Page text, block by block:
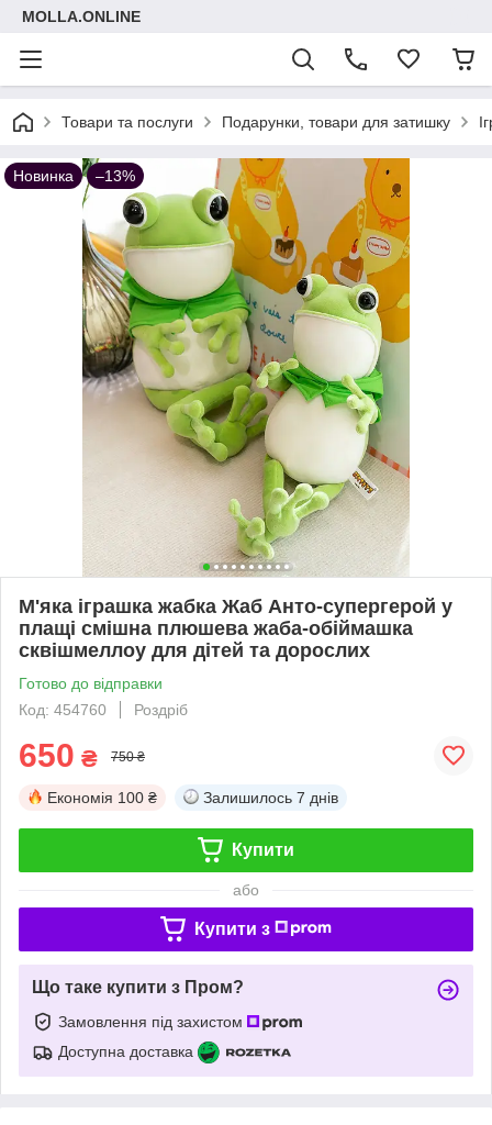
MOLLA.ONLINE
Товари та послуги Подарунки, товари для затишку
Новинка –13%
М'яка іграшка жабка Жаб Анто-супергерой у
плащі смішна плюшева жаба-обіймашка
сквішмеллоу для дітей та дорослих
Готово до відправки
Код: 454760
Роздріб
650 ₴ 750 ₴
Економія 100 ₴ Залишилось 7 днів
Купити
або
Купити з
Що таке купити з Пром?
Замовлення під захистом
Доступна доставка